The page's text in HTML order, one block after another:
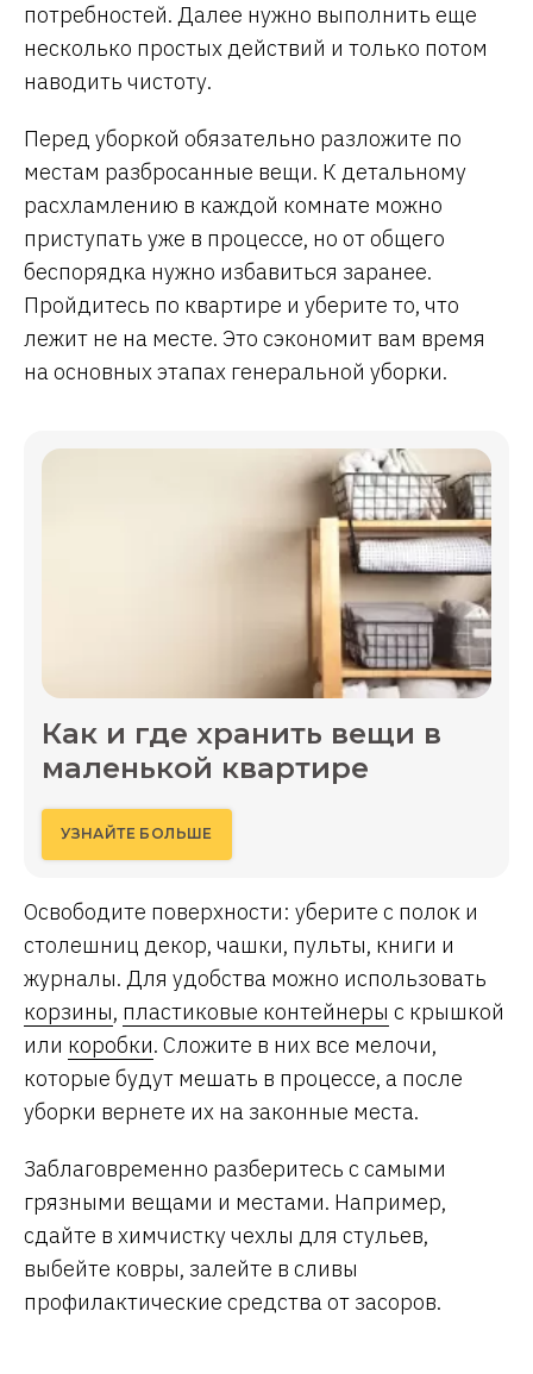
потребностей. Далее нужно выполнить еще
несколько простых действий и только потом
наводить чистоту.
Перед уборкой обязательно разложите по
местам разбросанные вещи. К детальному
расхламлению в каждой комнате можно
приступать уже в процессе, но от общего
беспорядка нужно избавиться заранее.
Пройдитесь по квартире и уберите то, что
лежит не на месте. Это сэкономит вам время
на основных этапах генеральной уборки.
Как и где хранить вещи в
маленькой квартире
УЗНАЙТЕ БОЛЬШЕ
Освободите поверхности: уберите с полок и
столешниц декор, чашки, пульты, книги и
журналы. Для удобства можно использовать
корзины, пластиковые контейнеры с крышкой
или коробки. Сложите в них все мелочи,
которые будут мешать в процессе, а после
уборки вернете их на законные места.
Заблаговременно разберитесь с самыми
грязными вещами и местами. Например,
сдайте в химчистку чехлы для стульев,
выбейте ковры, залейте в сливы
профилактические средства от засоров.